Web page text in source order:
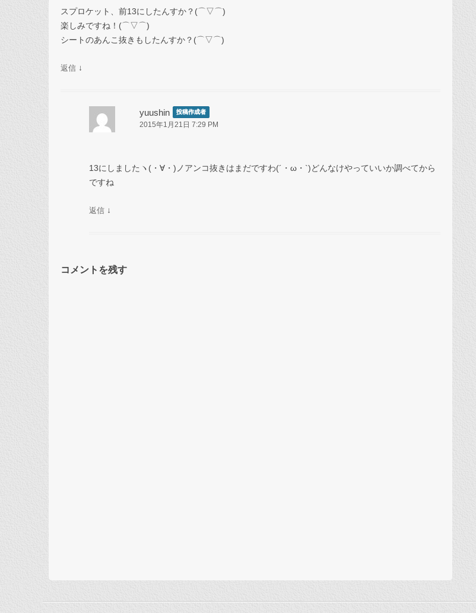
スプロケット、前13にしたんすか？(⌒▽⌒)
楽しみですね！(⌒▽⌒)
シートのあんこ抜きもしたんすか？(⌒▽⌒)
返信 ↓
yuushin 投稿作成者
2015年1月21日 7:29 PM
13にしましたヽ(・∀・)ノアンコ抜きはまだですわ(´・ω・`)どんなけやっていいか調べてから
ですね
返信 ↓
コメントを残す